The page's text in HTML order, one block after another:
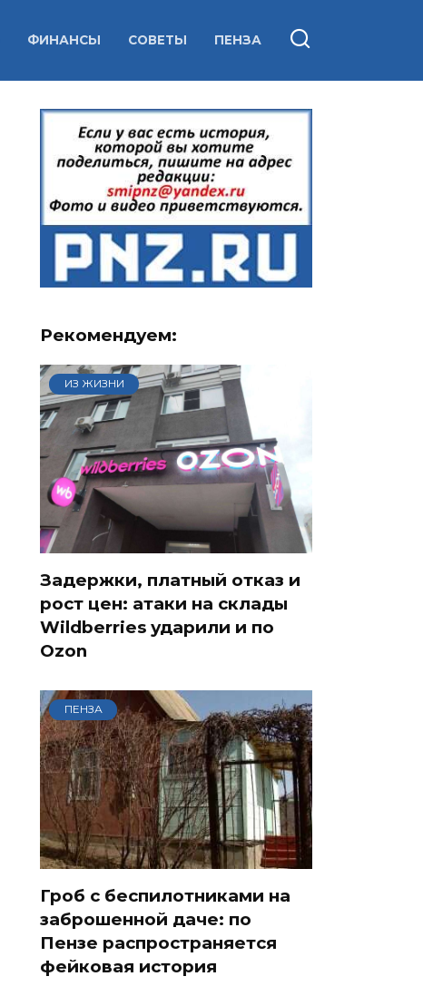
ФИНАНСЫ СОВЕТЫ ПЕНЗА
Рекомендуем:
ИЗ ЖИЗНИ
Задержки, платный отказ и
рост цен: атаки на склады
Wildberries ударили и по
Ozon
ПЕНЗА
Гроб с беспилотниками на
заброшенной даче: по
Пензе распространяется
фейковая история